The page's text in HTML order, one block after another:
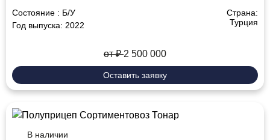
Состояние : Б/У
Страна:
Турция
Год выпуска: 2022
от ₽2 500 000
Оставить заявку
В наличии